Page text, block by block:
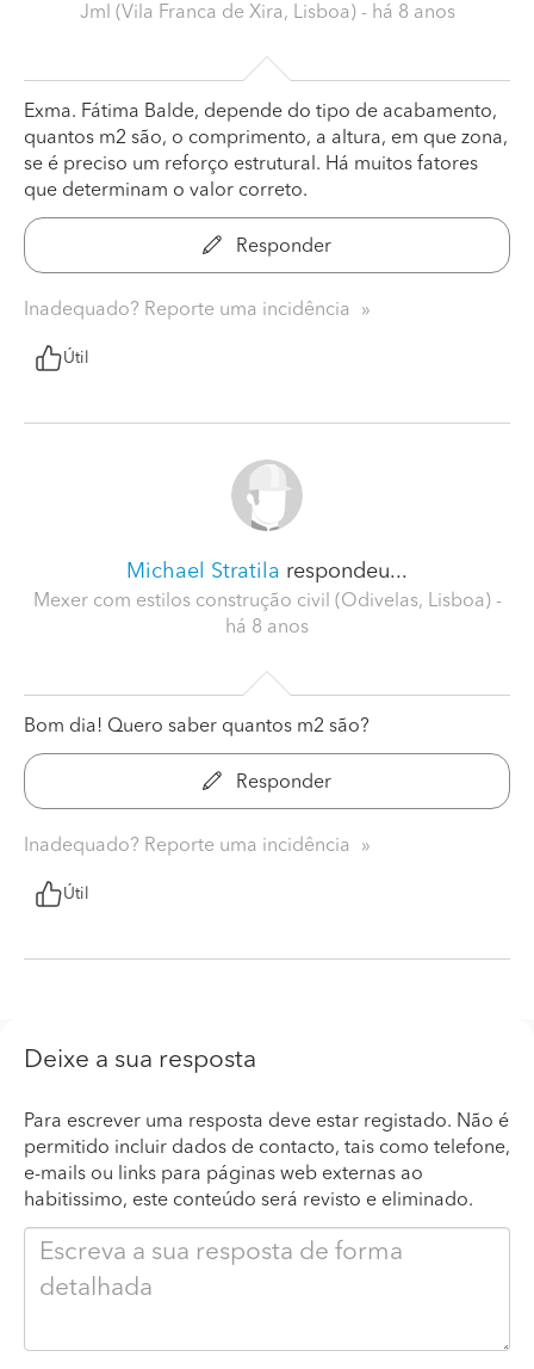
Jml (Vila Franca de Xira, Lisboa) - há 8 anos
Exma. Fátima Balde, depende do tipo de acabamento,
quantos m2 são, o comprimento, a altura, em que zona,
se é preciso um reforço estrutural. Há muitos fatores
que determinam o valor correto.
Responder
Inadequado? Reporte uma incidência
Útil
Michael Stratila respondeu...
Mexer com estilos construção civil (Odivelas, Lisboa) -
há 8 anos
Bom dia! Quero saber quantos m2 são?
Responder
Inadequado? Reporte uma incidência
Útil
Deixe a sua resposta
Para escrever uma resposta deve estar registado. Não é
permitido incluir dados de contacto, tais como telefone,
e-mails ou links para páginas web externas ao
habitissimo, este conteúdo será revisto e eliminado.